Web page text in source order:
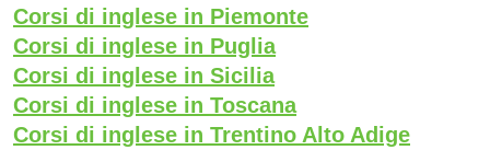
Corsi di inglese in Piemonte
Corsi di inglese in Puglia
Corsi di inglese in Sicilia
Corsi di inglese in Toscana
Corsi di inglese in Trentino Alto Adige